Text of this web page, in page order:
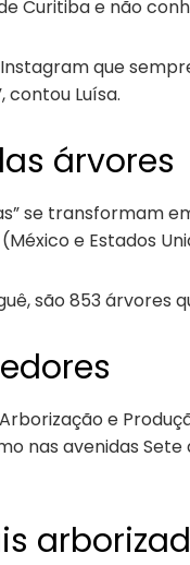
Curitiba e não
que
contou Luísa.
árvores
se transformam
e Estados
são 853
e
nas avenidas